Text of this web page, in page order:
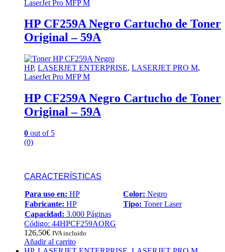
LaserJet Pro MFP M
HP CF259A Negro Cartucho de Toner
Original – 59A
HP, LASERJET ENTERPRISE, LASERJET PRO M,
LaserJet Pro MFP M
HP CF259A Negro Cartucho de Toner
Original – 59A
0 out of 5
(0)
CARACTERÍSTICAS
Para uso en: HP Color: Negro
Fabricante: HP Tipo: Toner Laser
Capacidad: 3.000 Páginas
Código: 44HPCF259AORG
126,50€ IVA incluido
Añadir al carrito